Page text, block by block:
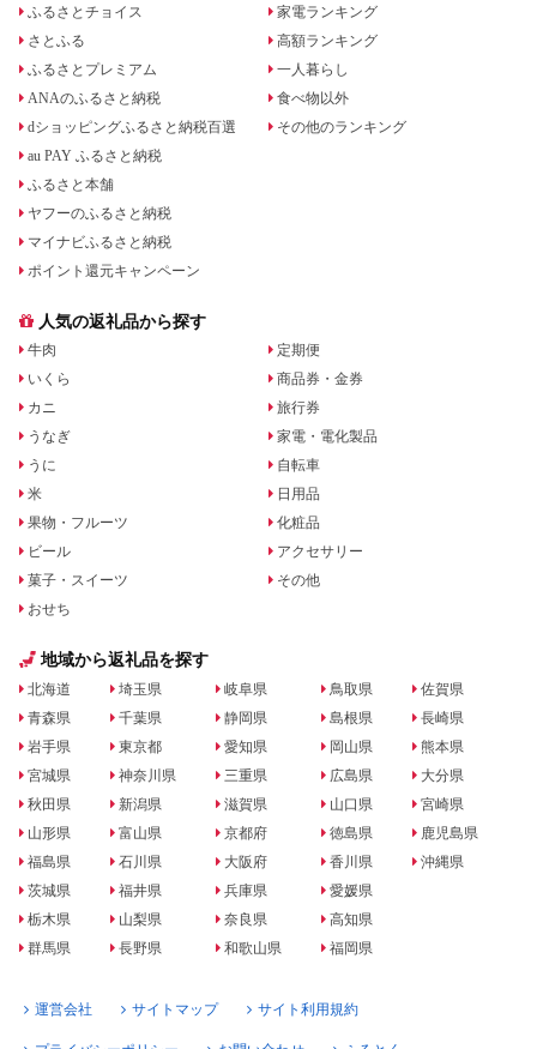
ふるさとチョイス
さとふる
ふるさとプレミアム
ANAのふるさと納税
dショッピングふるさと納税百選
au PAY ふるさと納税
ふるさと本舗
ヤフーのふるさと納税
マイナビふるさと納税
ポイント還元キャンペーン
家電ランキング
高額ランキング
一人暮らし
食べ物以外
その他のランキング
人気の返礼品から探す
牛肉
いくら
カニ
うなぎ
うに
米
果物・フルーツ
ビール
菓子・スイーツ
おせち
定期便
商品券・金券
旅行券
家電・電化製品
自転車
日用品
化粧品
アクセサリー
その他
地域から返礼品を探す
北海道
青森県
岩手県
宮城県
秋田県
山形県
福島県
茨城県
栃木県
群馬県
埼玉県
千葉県
東京都
神奈川県
新潟県
富山県
石川県
福井県
山梨県
長野県
岐阜県
静岡県
愛知県
三重県
滋賀県
京都府
大阪府
兵庫県
奈良県
和歌山県
鳥取県
島根県
岡山県
広島県
山口県
徳島県
香川県
愛媛県
高知県
福岡県
佐賀県
長崎県
熊本県
大分県
宮崎県
鹿児島県
沖縄県
運営会社 サイトマップ サイト利用規約